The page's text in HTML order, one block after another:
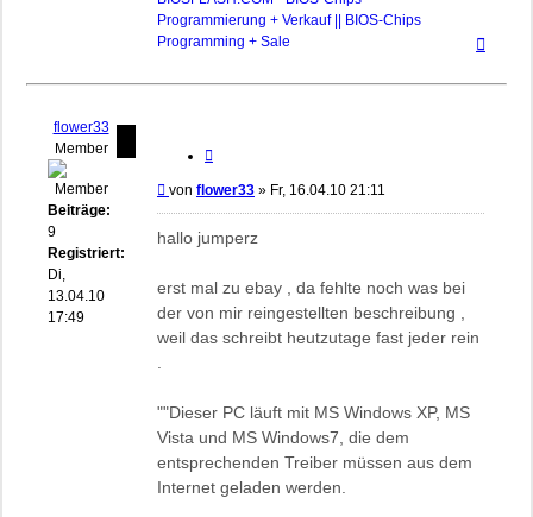
Programmierung + Verkauf || BIOS-Chips
Programming + Sale
flower33
Member
Beiträge:
9
Registriert:
Di,
13.04.10
17:49
Beitrag
von flower33 » Fr, 16.04.10 21:11
hallo jumperz
erst mal zu ebay , da fehlte noch was bei
der von mir reingestellten beschreibung ,
weil das schreibt heutzutage fast jeder rein
.
""Dieser PC läuft mit MS Windows XP, MS
Vista und MS Windows7, die dem
entsprechenden Treiber müssen aus dem
Internet geladen werden.